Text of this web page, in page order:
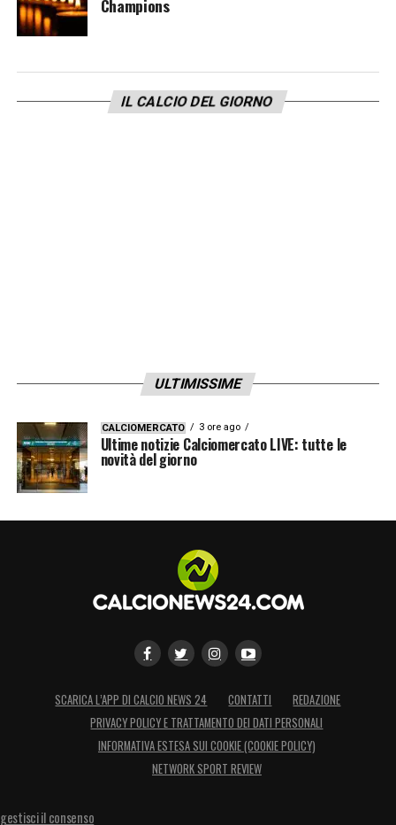
Champions
IL CALCIO DEL GIORNO
ULTIMISSIME
CALCIOMERCATO 3 ore ago
Ultime notizie Calciomercato LIVE: tutte le
novità del giorno
SCARICA L’APP DI CALCIO NEWS 24 CONTATTI
REDAZIONE
PRIVACY POLICY E TRATTAMENTO DEI DATI PERSONALI
INFORMATIVA ESTESA SUI COOKIE (COOKIE POLICY)
NETWORK SPORT REVIEW
gestisci il consenso